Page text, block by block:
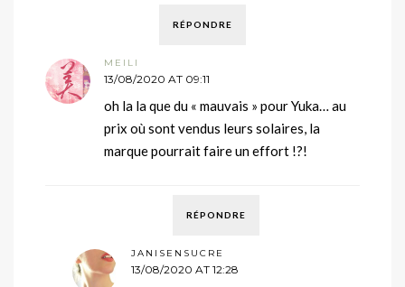
RÉPONDRE
MEILI
13/08/2020 AT 09:11
oh la la que du « mauvais » pour Yuka… au
prix où sont vendus leurs solaires, la
marque pourrait faire un effort !?!
RÉPONDRE
JANISENSUCRE
13/08/2020 AT 12:28